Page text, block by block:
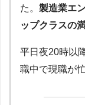
た。 製造業エ
ップクラスの
平日夜20時以
職中で現職が